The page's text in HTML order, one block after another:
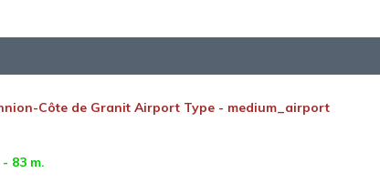
Côte de Granit Airport Type - medium_airport
- 83 m.